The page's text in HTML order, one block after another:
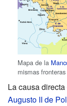
Mapa de la
mismas
La causa
Augusto II de